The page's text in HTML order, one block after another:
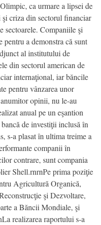
ca urmare a lipsei de
criza din sectorul financiar
sectoarele. Companiile şi
a demonstra că sunt
al institutului de
din sectorul american de
internaţional, iar băncile
pentru vânzarea unor
opinii, nu le-au
anual pe un eşantion
de investiţii inclusă în
s-a plasat în ultima treime a
companii în
contrare, sunt compania
Shell.rnrnPe prima poziţie
Agricultură Organică,
şi Dezvoltare,
a Băncii Mondiale, şi
realizarea raportului s-a